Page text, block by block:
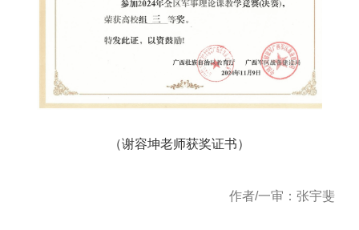
（谢容坤老师获奖证书）
作者/一审：张宇斐